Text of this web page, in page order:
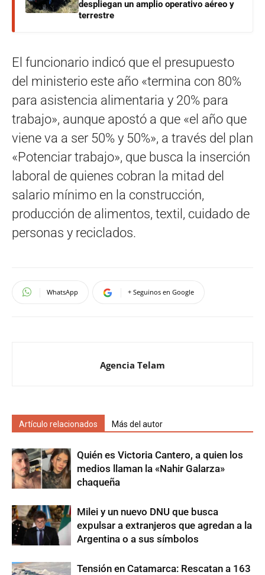
despliegan un amplio operativo aéreo y
terrestre
El funcionario indicó que el presupuesto
del ministerio este año «termina con 80%
para asistencia alimentaria y 20% para
trabajo», aunque apostó a que «el año que
viene va a ser 50% y 50%», a través del plan
«Potenciar trabajo», que busca la inserción
laboral de quienes cobran la mitad del
salario mínimo en la construcción,
producción de alimentos, textil, cuidado de
personas y reciclados.
WhatsApp + Seguinos en Google
Agencia Telam
Artículo relacionados Más del autor
Quién es Victoria Cantero, a quien los
medios llaman la «Nahir Galarza»
chaqueña
Milei y un nuevo DNU que busca
expulsar a extranjeros que agredan a la
Argentina o a sus símbolos
Tensión en Catamarca: Rescatan a 163